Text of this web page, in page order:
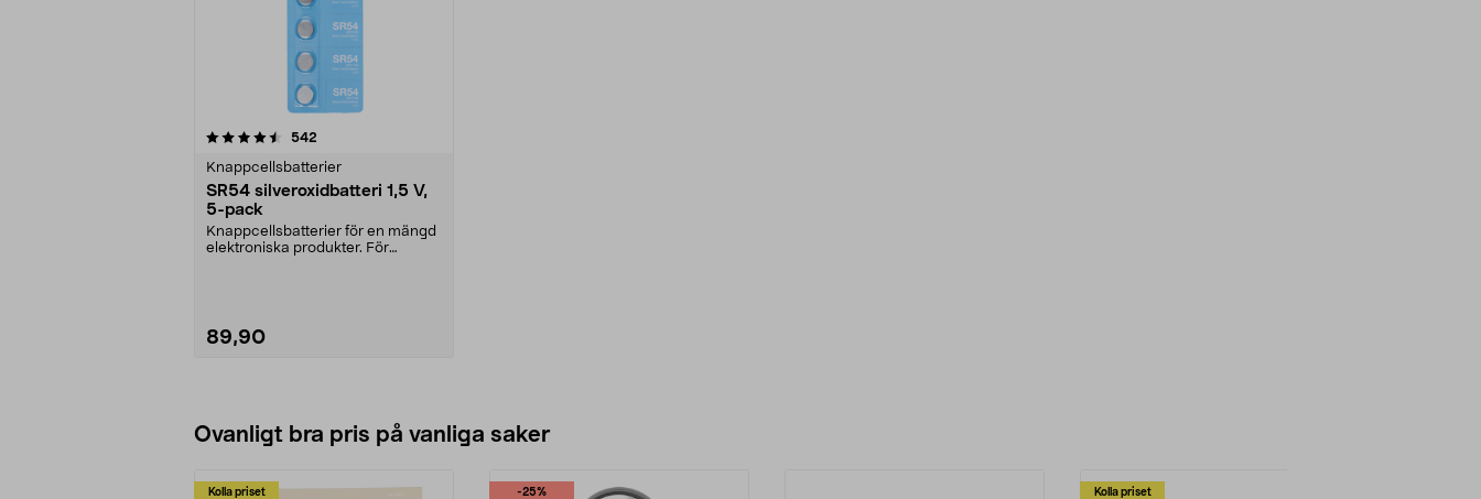
542
Knappcellsbatterier
SR54 silveroxidbatteri 1,5 V,
5-pack
Knappcellsbatterier för en mängd
elektroniska produkter. För
89,90
Ovanligt bra pris på vanliga saker
Kolla priset -25% Kolla priset